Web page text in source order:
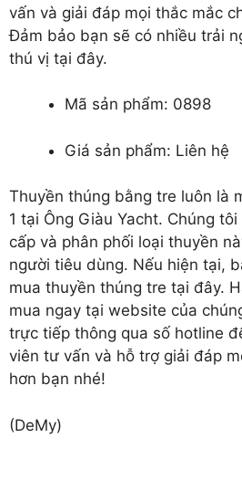
vấn và giải đáp mọi thắc mắc
Đảm bảo bạn sẽ có nhiều trải
thú vị tại đây.
Mã sản phẩm: 0898
Giá sản phẩm: Liên hệ
Thuyền thúng bằng tre luôn là
1 tại Ông Giàu Yacht. Chúng
cấp và phân phối loại thuyền
người tiêu dùng. Nếu hiện tại,
mua thuyền thúng tre tại đây.
mua ngay tại website của
trực tiếp thông qua số hotline
viên tư vấn và hỗ trợ giải đáp
hơn bạn nhé!
(DeMy)